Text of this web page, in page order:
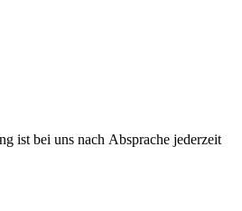
ist bei uns nach Absprache jederzeit